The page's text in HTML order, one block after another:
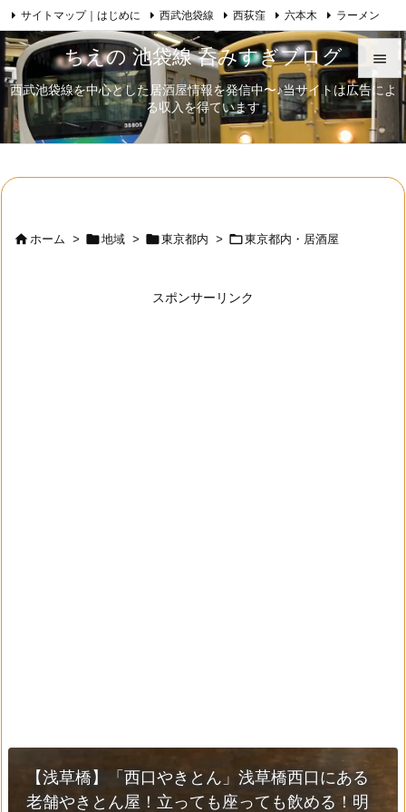
ちえの 池袋線 呑みすぎブログ
西武池袋線を中心とした居酒屋情報を発信中〜♪当サイトは広告によ
る収入を得ています


メニュ

サイトマップ｜はじめに 西武池袋線 西荻窪 六本木 ラーメン
日本酒 歌舞伎 自己紹介 RSS Feedly
ホーム > 地域 > 東京都内 > 東京都内・居酒屋
スポンサーリンク
【浅草橋】「西口やきとん」浅草橋西口にある
老舗やきとん屋！立っても座っても飲める！明